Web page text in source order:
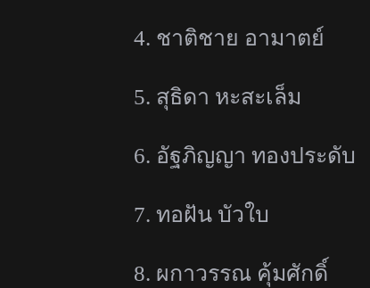
4. ชาติชาย อามาตย์
5. สุธิดา หะสะเล็ม
6. อัฐภิญญา ทองประดับ
7. ทอฝัน บัวใบ
8. ผกาวรรณ คุ้มศักดิ์